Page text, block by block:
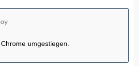
umgestiegen.